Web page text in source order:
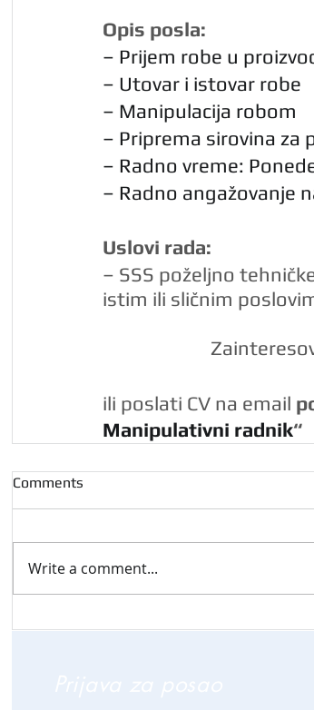
Opis posla:
– Prijem robe u
– Utovar i istovar robe
– Manipulacija robom
– Priprema sirovina za
– Radno vreme:
– Radno angažovanje
Uslovi rada:
– SSS poželjno
istim ili sličnim
ili poslati CV na email
Manipulativni radnik“
Comments
Write a comment...